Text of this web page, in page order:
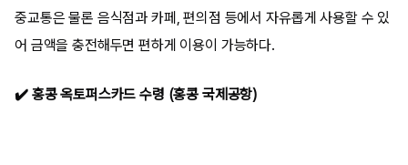
중교통은 물론 음식점과 카페, 편의점 등에서 자유롭게 사용할 수 있
어 금액을 충전해두면 편하게 이용이 가능하다.
✔️ 홍콩 옥토퍼스카드 수령 (홍콩 국제공항)